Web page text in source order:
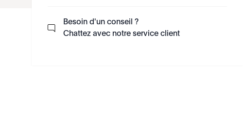
Besoin d'un conseil ?
Chattez avec notre service client